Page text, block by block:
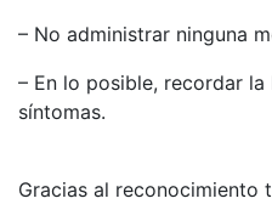
– No administrar ninguna
– En lo posible, recordar
síntomas.
Gracias al reconocimiento